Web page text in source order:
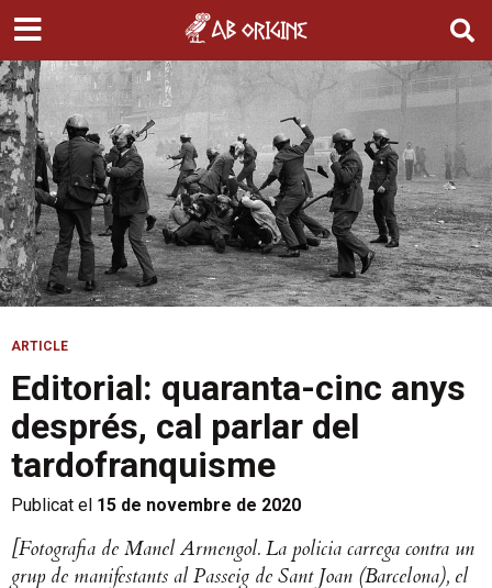
ARTICLE
Editorial: quaranta-cinc anys
després, cal parlar del
tardofranquisme
Publicat el 15 de novembre de 2020
[Fotografia de Manel Armengol. La policia carrega contra un
grup de manifestants al Passeig de Sant Joan (Barcelona), el